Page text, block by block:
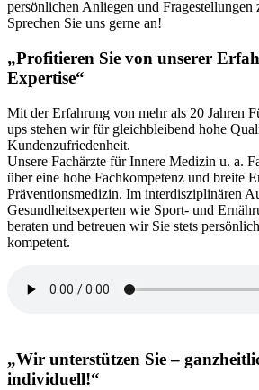
persönlichen Anliegen und Fragestellungen
Sprechen Sie uns gerne an!
„Profitieren Sie von unserer
Expertise“
Mit der Erfahrung von mehr als 20 Jahren
ups stehen wir für gleichbleibend hohe
Kundenzufriedenheit.
Unsere Fachärzte für Innere Medizin u. a.
über eine hohe Fachkompetenz und breite
Präventionsmedizin. Im interdisziplinären
Gesundheitsexperten wie Sport- und
beraten und betreuen wir Sie stets
kompetent.
„Wir unterstützen Sie –
individuell!“